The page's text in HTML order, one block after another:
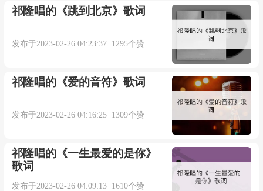
一片天空两个世界
祁隆唱的《跳到北京》歌词
发布于2023-02-26 04:23:37 1295个赞
祁隆唱的《爱的音符》歌词
发布于2023-02-26 04:16:25 1309个赞
祁隆唱的《一生最爱的是你》
歌词
发布于2023-02-26 04:09:13 1610个赞